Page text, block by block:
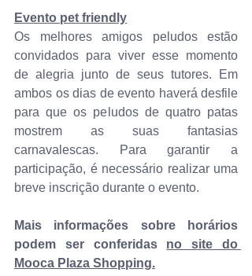
Evento pet friendly
Os melhores amigos peludos estão
convidados para viver esse momento
de alegria junto de seus tutores. Em
ambos os dias de evento haverá desfile
para que os peludos de quatro patas
mostrem as suas fantasias
carnavalescas. Para garantir a
participação, é necessário realizar uma
breve inscrição durante o evento.
Mais informações sobre horários
podem ser conferidas no site do
Mooca Plaza Shopping.